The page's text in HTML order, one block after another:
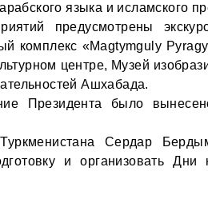
языка и исламского
предусмотрены
комплекс «Magtymguly
центре, Музей
Ашхабада.
Президента было
Сердар
и организовать